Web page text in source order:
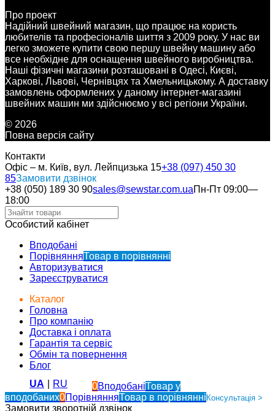
Про проект
Надійний швейний магазин, що працює на користь
любителів та професіоналів шиття з 2009 року. У нас ви
легко зможете купити свою першу швейну машину або
все необхідне для оснащення швейного виробництва.
Наші фізичні магазини розташовані в Одесі, Києві,
Харкові, Львові, Чернівцях та Хмельницькому. А доставку
замовлень оформлених у даному інтернет-магазині
швейних машин ми здійснюємо у всі регіони України.
© 2026
Повна версія сайту
Контакти
Офіс – м. Київ, вул. Лейпцизька 15+38 (097) 450 30
85Замовити дзвінок
+38 (050) 189 30 90sales@sewstar.com.uaПн-Пт 09:00—
18:00
Особистий кабінет
Вподобані
ПорівнянняТовар в порівнянні
Авторизуватися
Зареєструватися
Каталог
Головна
Про компанію
Доставка і оплата
Гарантія та сервіс
Обмін та повернення
Блог
UA
RU 0ВподобаніТовар у
вподобаних0ПорівнянняТовар в порівнянніКонсультація >
Замовити зворотній дзвінок